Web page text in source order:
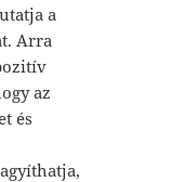
a
Arra
az
és